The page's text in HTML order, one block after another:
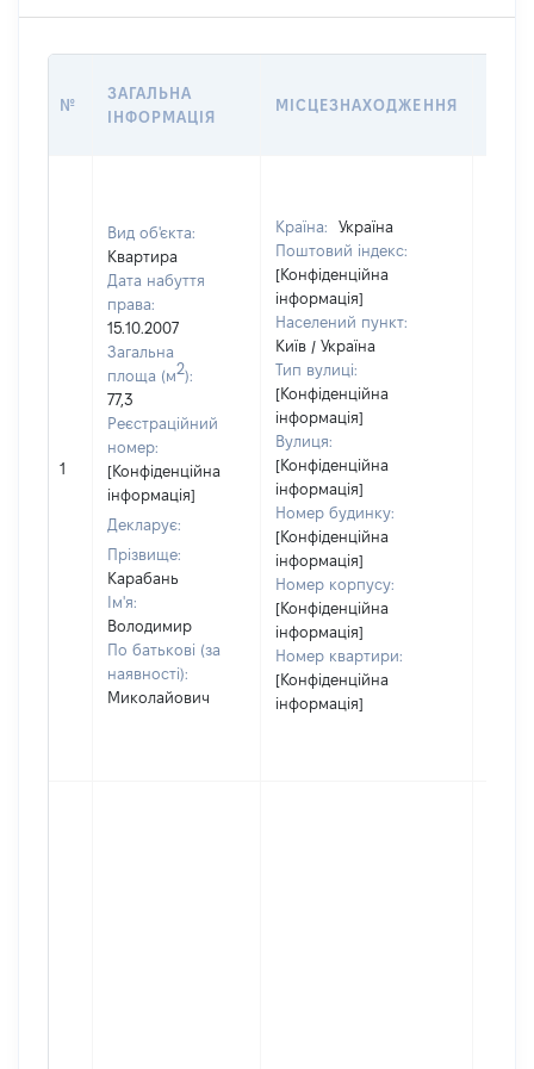
№
ЗАГАЛЬНА
ІНФОРМАЦІЯ
МІСЦЕЗНАХОДЖЕННЯ
1
Вид об'єкта:
Квартира
Дата набуття
права:
15.10.2007
Загальна
площа (м2):
77,3
Реєстраційний
номер:
[Конфіденційна
інформація]
Декларує:
Прізвище:
Карабань
Ім'я:
Володимир
По батькові (за
наявності):
Миколайович
Країна:
Україна
Поштовий індекс:
[Конфіденційна
інформація]
Населений пункт:
Київ / Україна
Тип вулиці:
[Конфіденційна
інформація]
Вулиця:
[Конфіденційна
інформація]
Номер будинку:
[Конфіденційна
інформація]
Номер корпусу:
[Конфіденційна
інформація]
Номер квартири:
[Конфіденційна
інформація]